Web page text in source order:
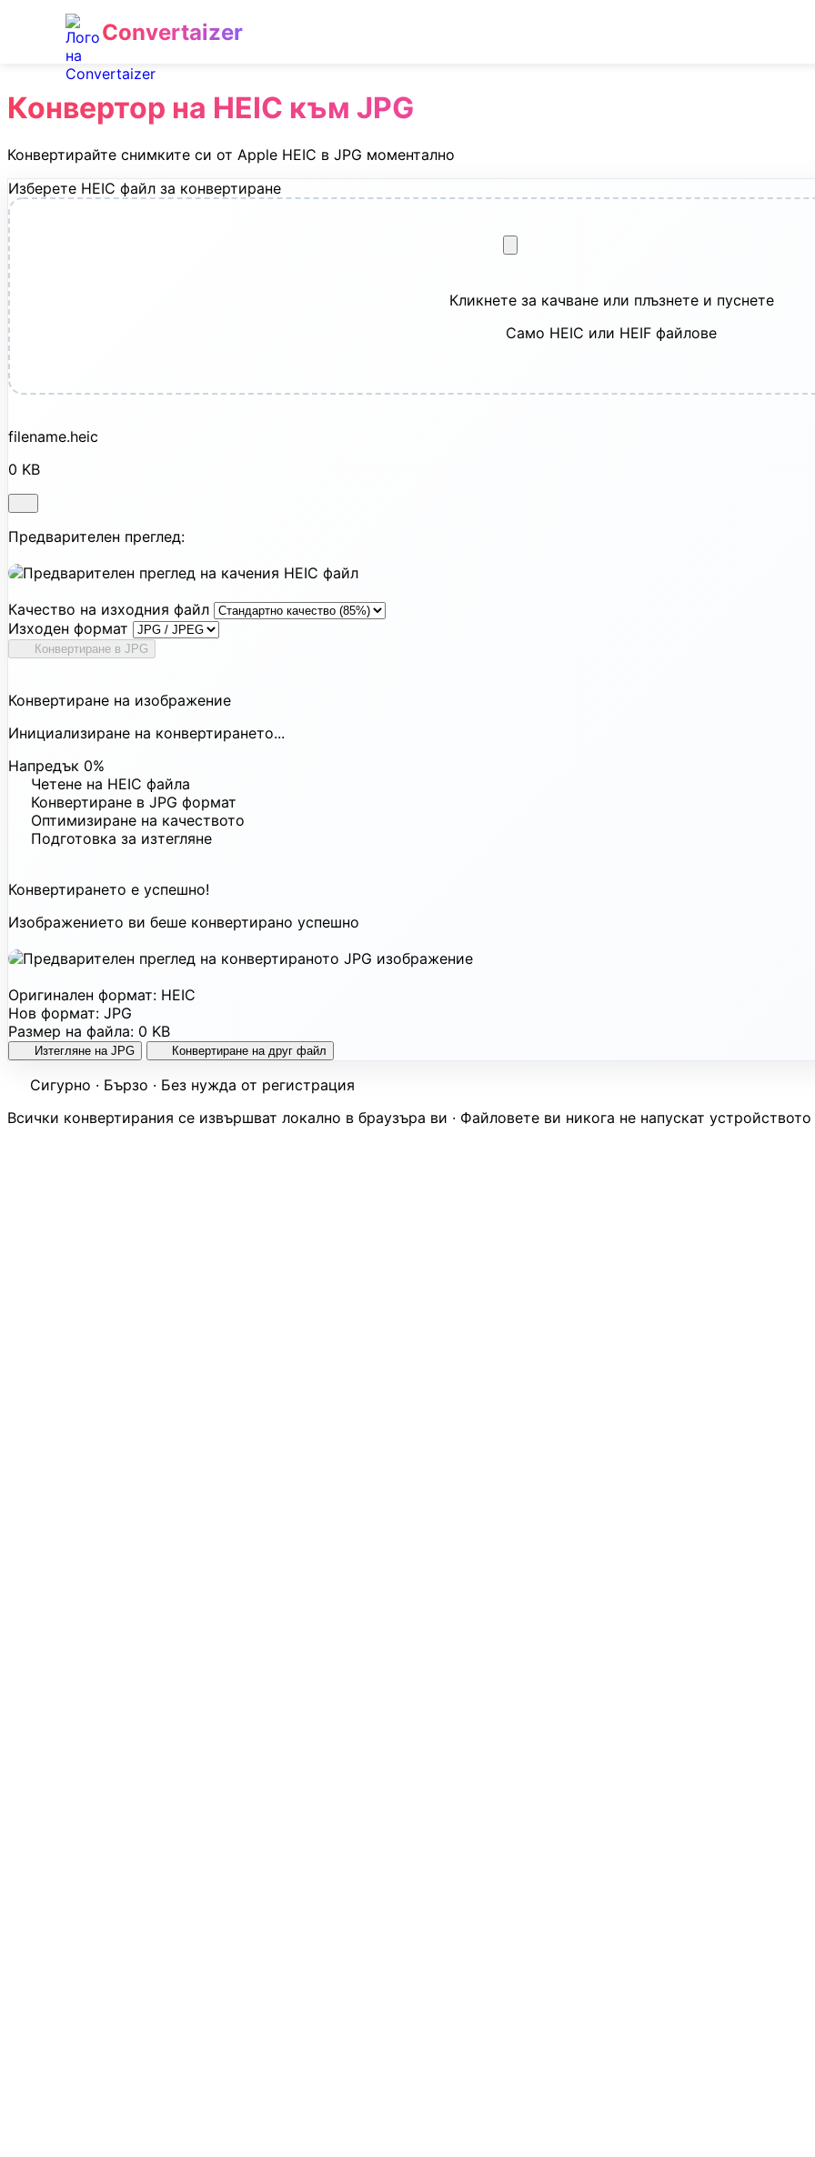
Convertaizer
Конвертор на HEIC към JPG
Конвертирайте снимките си от Apple HEIC в JPG моментално
Изберете HEIC файл за конвертиране
Кликнете за качване или плъзнете и пуснете
Само HEIC или HEIF файлове
filename.heic
0 KB
Предварителен преглед:
Качество на изходния файл
Изходен формат
Конвертиране в JPG
Конвертиране на изображение
Инициализиране на конвертирането...
Напредък 0%
Четене на HEIC файла
Конвертиране в JPG формат
Оптимизиране на качеството
Подготовка за изтегляне
Конвертирането е успешно!
Изображението ви беше конвертирано успешно
Оригинален формат: HEIC
Нов формат: JPG
Размер на файла: 0 KB
Изтегляне на JPG Конвертиране на друг файл
Сигурно · Бързо · Без нужда от регистрация
Всички конвертирания се извършват локално в браузъра ви · Файловете ви никога не напускат